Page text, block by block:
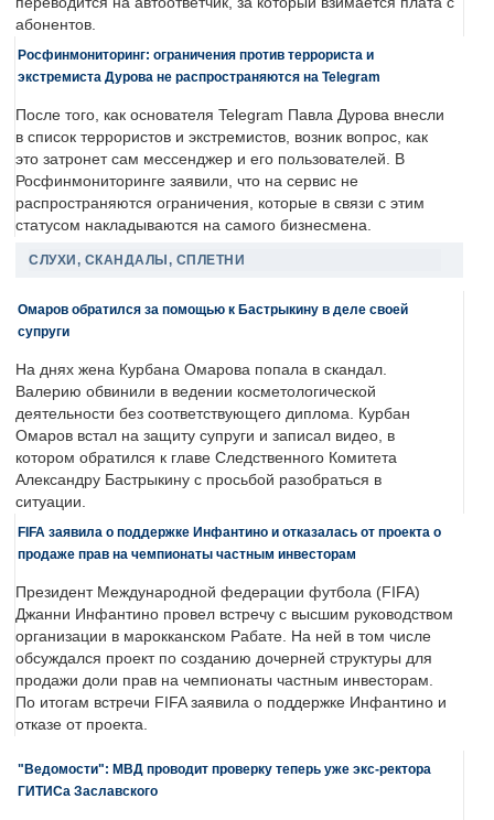
абонентов.
Росфинмониторинг: ограничения против террориста и
экстремиста Дурова не распространяются на Telegram
После того, как основателя Telegram Павла Дурова внесли
в список террористов и экстремистов, возник вопрос, как
это затронет сам мессенджер и его пользователей. В
Росфинмониторинге заявили, что на сервис не
распространяются ограничения, которые в связи с этим
статусом накладываются на самого бизнесмена.
СЛУХИ, СКАНДАЛЫ, СПЛЕТНИ
Омаров обратился за помощью к Бастрыкину в деле своей
супруги
На днях жена Курбана Омарова попала в скандал.
Валерию обвинили в ведении косметологической
деятельности без соответствующего диплома. Курбан
Омаров встал на защиту супруги и записал видео, в
котором обратился к главе Следственного Комитета
Александру Бастрыкину с просьбой разобраться в
ситуации.
FIFA заявила о поддержке Инфантино и отказалась от проекта о
продаже прав на чемпионаты частным инвесторам
Президент Международной федерации футбола (FIFA)
Джанни Инфантино провел встречу с высшим руководством
организации в марокканском Рабате. На ней в том числе
обсуждался проект по созданию дочерней структуры для
продажи доли прав на чемпионаты частным инвесторам.
По итогам встречи FIFA заявила о поддержке Инфантино и
отказе от проекта.
"Ведомости": МВД проводит проверку теперь уже экс-ректора
ГИТИСа Заславского